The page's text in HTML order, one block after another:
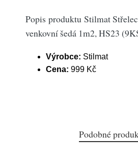
Popis produktu Stilmat
venkovní šedá 1m2, HS23
Výrobce: Stilmat
Cena: 999 Kč
Podobné